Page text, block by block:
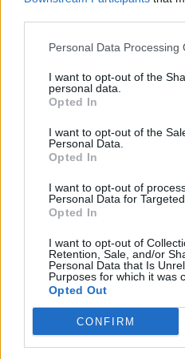
Personal Data Processing
I want to opt-out of the
personal data.
Opted In
I want to opt-out of the
Personal Data.
Opted In
I want to opt-out of
Personal Data for
Opted In
I want to opt-out of
Retention, Sale, and/or
Personal Data that Is
Purposes for which it was
Opted Out
CONFIRM
συνολική υγεία του
Ψηφιακή υγεία και
δεδομένων
Η Επιτροπή αναγνωρίζει
ψηφιακή αναβάθμιση
Ωστόσο, εκτιμά ότι
βήματα.
Συγκεκριμένα ζητά να
υγειονομική παιδεία
αξιοποιούνται
υπηρεσίες και τα
Παράλληλα, δίνει
συλλογή και
δεδομένων από όλο το